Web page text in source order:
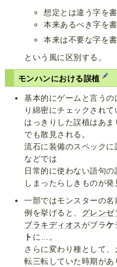
想定とは違う字を
本来あるべき字を
本来は不要な字を
という風に区別する。
モンハンにおける誤植
基本的にゲームと言う
り綿密にチェックされて
はっきりした誤植はあ
でも散見される。
流石に装備のスペックに
などでは
日常的に使わない語句
しまったらしきものが発
一部ではモンスターの名
例を挙げると、 グレンゼ
ブラキディオスがブラケ
ト に…。
さらに変わり種として、
転三転していた時期があ